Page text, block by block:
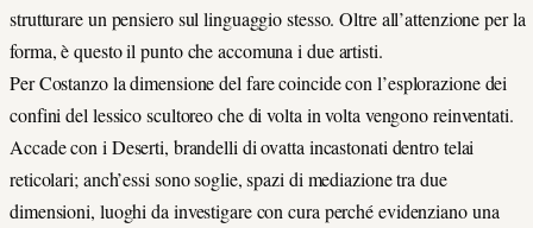
strutturare un pensiero sul linguaggio stesso. Oltre all’attenzione per la
forma, è questo il punto che accomuna i due artisti.
Per Costanzo la dimensione del fare coincide con l’esplorazione dei
confini del lessico scultoreo che di volta in volta vengono reinventati.
Accade con i Deserti, brandelli di ovatta incastonati dentro telai
reticolari; anch’essi sono soglie, spazi di mediazione tra due
dimensioni, luoghi da investigare con cura perché evidenziano una